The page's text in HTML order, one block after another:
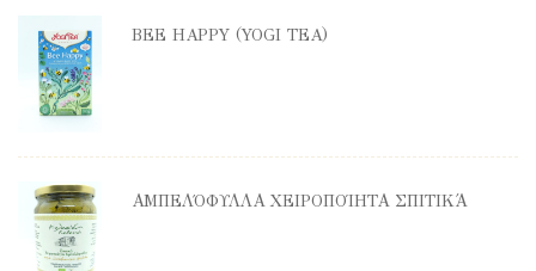
BEE HAPPY (YOGI TEA)
ΑΜΠΕΛΌΦΥΛΛΑ ΧΕΙΡΟΠΟΊΗΤΑ ΣΠΙΤΙΚΆ